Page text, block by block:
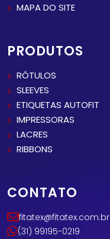
MAPA DO SITE
PRODUTOS
RÓTULOS
SLEEVES
ETIQUETAS AUTOFIT
IMPRESSORAS
LACRES
RIBBONS
CONTATO
fitatex@fitatex.com.br
(31) 99195-0219